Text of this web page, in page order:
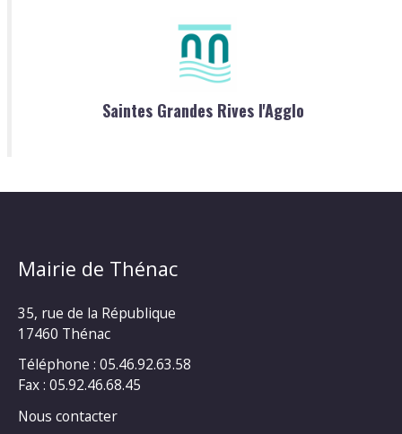
Saintes Grandes Rives l'Agglo
Mairie de Thénac
35, rue de la République
17460 Thénac
Téléphone : 05.46.92.63.58
Fax : 05.92.46.68.45
Nous contacter